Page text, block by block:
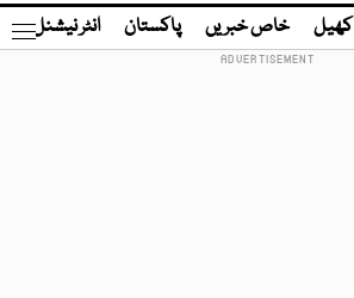
کھیل خاص خبریں پاکستان انٹر نیشنل